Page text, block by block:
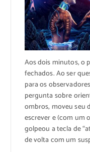
Aos dois minutos, o
fechados. Ao ser
para os
pergunta sobre
ombros, moveu seu
escrever e (com um
golpeou a tecla de
de volta com um